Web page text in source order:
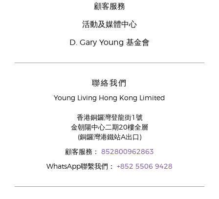
顧客服務
活動及媒體中心
D. Gary Young 基金會
聯絡我們
Young Living Hong Kong Limited
香港銅鑼灣登龍街1號
金朝陽中心二期20樓全層
(銅鑼灣港鐵站A出口)
顧客服務： 852800962863
WhatsApp聯繫我們： +852 5506 9428